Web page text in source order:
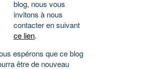
blog, nous vous
invitons à nous
contacter en suivant
ce lien.
espérons que ce blog
être de nouveau